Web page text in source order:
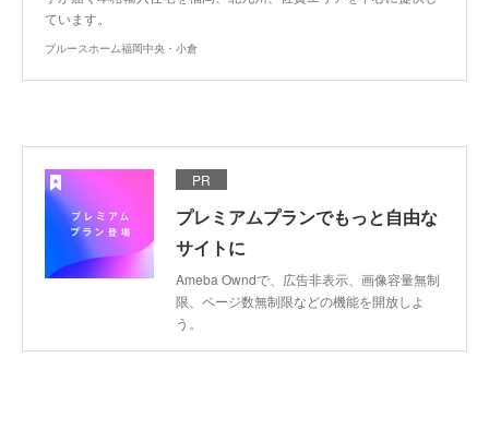
ています。
ブルースホーム福岡中央・小倉
PR
プレミアムプランでもっと自由な
サイトに
Ameba Owndで、広告非表示、画像容量無制
限、ページ数無制限などの機能を開放しよ
う。